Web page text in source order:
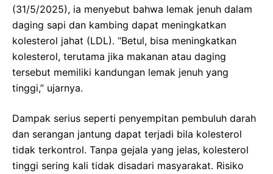
(31/5/2025), ia menyebut bahwa lemak jenuh dalam
daging sapi dan kambing dapat meningkatkan
kolesterol jahat (LDL). “Betul, bisa meningkatkan
kolesterol, terutama jika makanan atau daging
tersebut memiliki kandungan lemak jenuh yang
tinggi,” ujarnya.
Dampak serius seperti penyempitan pembuluh darah
dan serangan jantung dapat terjadi bila kolesterol
tidak terkontrol. Tanpa gejala yang jelas, kolesterol
tinggi sering kali tidak disadari masyarakat. Risiko